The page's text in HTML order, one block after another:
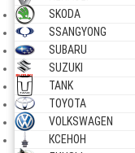
SKODA
SSANGYONG
SUBARU
SUZUKI
TANK
TOYOTA
VOLKSWAGEN
КСЕНОН